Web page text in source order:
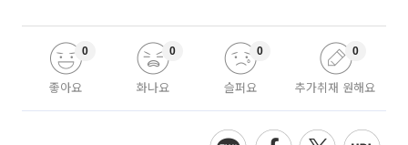
좋아요
0
화나요
0
슬퍼요
0
추가취재 원해요
0